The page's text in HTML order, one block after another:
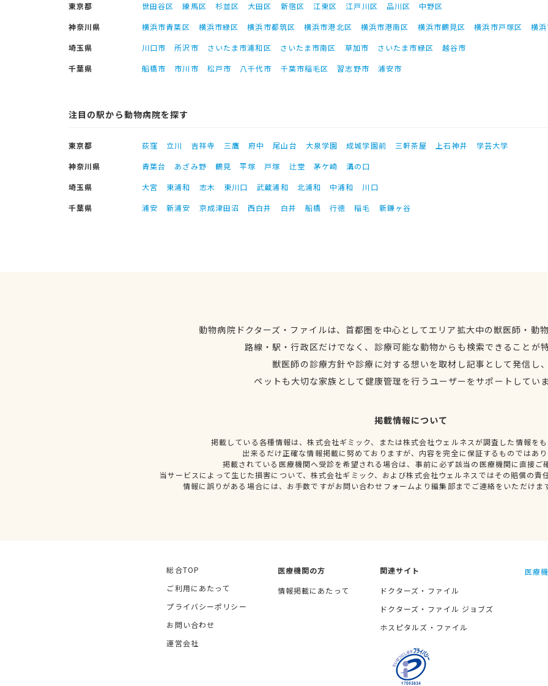
東京都 世田谷区 練馬区 杉並区 大田区 新宿区 江東区 江戸川区 品川区
中野区
神奈川県
横浜市青葉区 横浜市緑区 横浜市都筑区 横浜市港北区 横浜市港南区 横浜市鶴見区 横浜市戸塚区
横
埼玉県
川口市 所沢市 さいたま市浦和区 さいたま市南区 草加市 さいたま市緑区
越谷市
千葉県
船橋市 市川市 松戸市 八千代市 千葉市稲毛区 習志野市 浦安市
注目の駅から動物病院を探す
東京都 荻窪 立川 吉祥寺 三鷹 府中 尾山台 大泉学園 成城学園前 三軒茶屋 上石神井
学芸大学
神奈川県
青葉台 あざみ野 鶴見 平塚 戸塚 辻堂 茅ケ崎
溝の口
埼玉県
大宮 東浦和 志木 東川口 武蔵浦和 北浦和 中浦和
川口
千葉県
浦安 新浦安 京成津田沼 西白井 白井 船橋 行徳 稲毛 新鎌ヶ谷
動物病院ドクターズ・ファイルは、首都圏を中心としてエリア拡大中の獣医師・動
路線・駅・行政区だけでなく、診療可能な動物からも検索できることが
獣医師の診療方針や診療に対する想いを取材し記事として発信し
ペットも大切な家族として健康管理を行うユーザーをサポートしてい
掲載情報について
掲載している各種情報は、株式会社ギミック、または株式会社ウェルネスが調査した情報を
出来るだけ正確な情報掲載に努めておりますが、内容を完全に保証するものではあ
掲載されている医療機関へ受診を希望される場合は、事前に必ず該当の医療機関に直接ご
当サービスによって生じた損害について、株式会社ギミック、および株式会社ウェルネスではその賠償の責
情報に誤りがある場合には、お手数ですがお問い合わせフォームより編集部までご連絡をいただけま
総合TOP
ご利用にあたって
プライバシーポリシー
お問い合わせ
運営会社
医療機関の方
情報掲載にあたって
関連サイト
ドクターズ・ファイル
ドクターズ・ファイル ジョブズ
ホスピタルズ・ファイル
医療